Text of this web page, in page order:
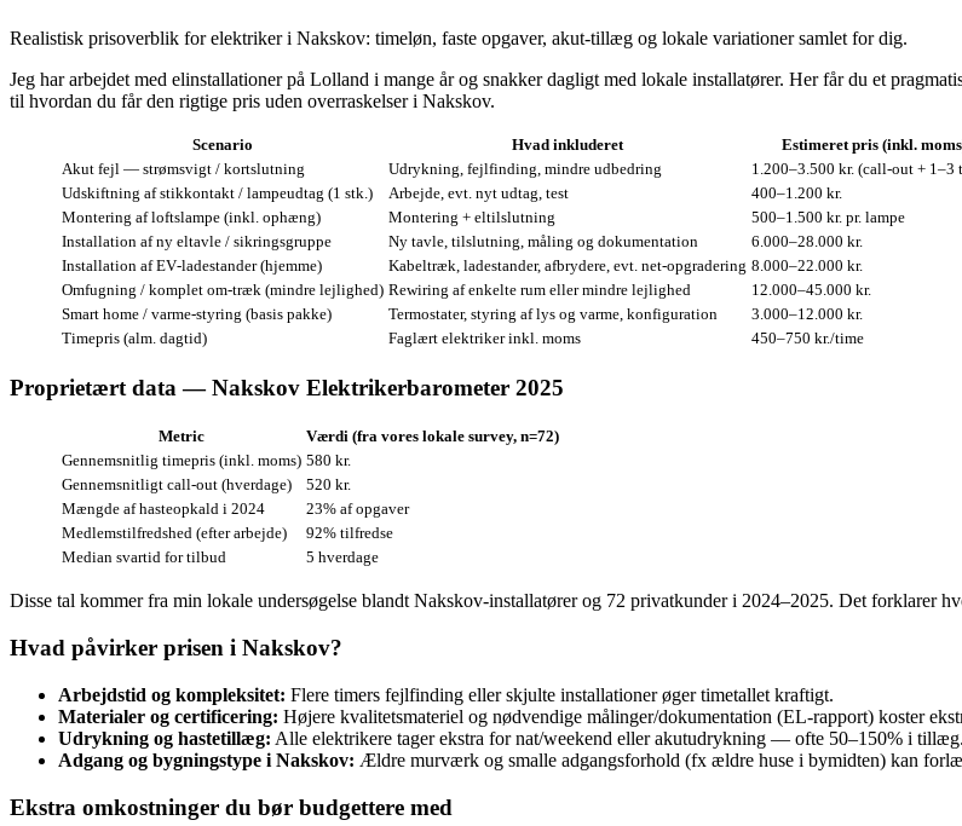
Realistisk prisoverblik for elektriker i Nakskov: timeløn, faste opgaver, akut‑tillæg og lokale variationer samlet for dig.
Jeg har arbejdet med elinstallationer på Lolland i mange år og snakker dagligt med lokale installatører. Her får du et
til hvordan du får den rigtige pris uden overraskelser i Nakskov.
Scenario Hvad inkluderet Estimeret pris (inkl.
Akut fejl — strømsvigt / kortslutning
Udrykning, fejlfinding, mindre udbedring 1.200–3.500 kr. (call‑out + 1–3
Udskiftning af stikkontakt / lampeudtag (1 stk.)
Arbejde, evt. nyt udtag, test 400–1.200 kr.
Montering af loftslampe (inkl. ophæng)
Montering + eltilslutning 500–1.500 kr. pr. lampe
Installation af ny eltavle / sikringsgruppe
Ny tavle, tilslutning, måling og dokumentation 6.000–28.000 kr.
Installation af EV‑ladestander (hjemme)
Kabeltræk, ladestander, afbrydere, evt. net‑opgradering 8.000–22.000 kr.
Omfugning / komplet om‑træk (mindre lejlighed) Rewiring af enkelte rum eller mindre lejlighed 12.000–45.000 kr.
Smart home / varme‑styring (basis pakke)
Termostater, styring af lys og varme, konfiguration 3.000–12.000 kr.
Timepris (alm. dagtid)
Faglært elektriker inkl. moms 450–750 kr./time
Proprietært data — Nakskov Elektrikerbarometer 2025
Metric
Værdi (fra vores lokale survey, n=72)
Gennemsnitlig timepris (inkl. moms) 580 kr.
Gennemsnitligt call‑out (hverdage)
520 kr.
Mængde af hasteopkald i 2024
23% af opgaver
Medlemstilfredshed (efter arbejde)
92% tilfredse
Median svartid for tilbud
5 hverdage
Disse tal kommer fra min lokale undersøgelse blandt Nakskov‑installatører og 72 privatkunder i 2024–2025. Det forklarer
Hvad påvirker prisen i Nakskov?
Arbejdstid og kompleksitet: Flere timers fejlfinding eller skjulte installationer øger timetallet kraftigt.
Materialer og certificering: Højere kvalitetsmateriel og nødvendige målinger/dokumentation (EL‑rapport) koster
Udrykning og hastetillæg: Alle elektrikere tager ekstra for nat/weekend eller akutudrykning — ofte 50–150% i tillæg.
Adgang og bygningstype i Nakskov: Ældre murværk og smalle adgangsforhold (fx ældre huse i bymidten) kan
Ekstra omkostninger du bør budgettere med